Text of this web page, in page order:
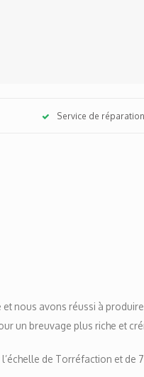
Service de réparation
et nous avons réussi à
un breuvage plus riche et
de Torréfaction et